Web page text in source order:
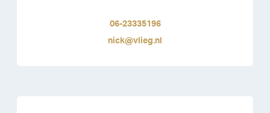
06-23335196
nick@vlieg.nl